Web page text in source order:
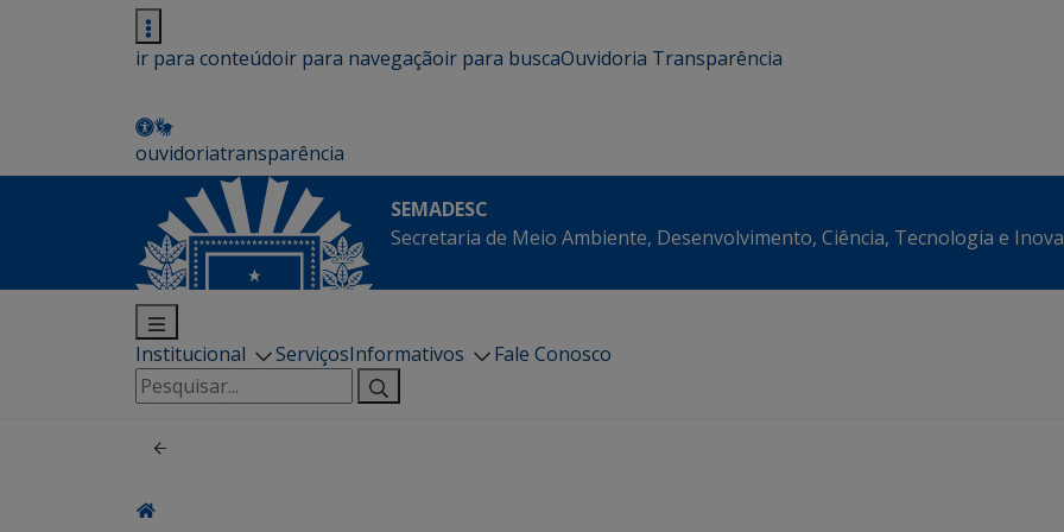
ir para conteúdoir para navegaçãoir para buscaOuvidoria Transparência
ouvidoriatransparência
SEMADESC
Secretaria de Meio Ambiente, Desenvolvimento, Ciência, Tecnologia e
Institucional ServiçosInformativos
Fale Conosco
Pesquisar
por: